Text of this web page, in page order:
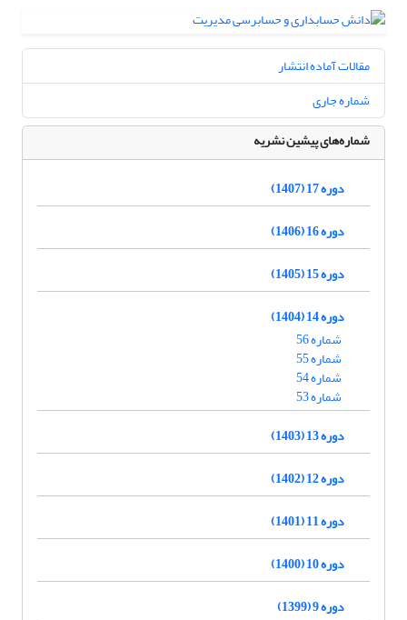
مقالات آماده انتشار
شماره جاری
شماره‌های پیشین نشریه
دوره 17 (1407)
دوره 16 (1406)
دوره 15 (1405)
دوره 14 (1404)
شماره 56
شماره 55
شماره 54
شماره 53
دوره 13 (1403)
دوره 12 (1402)
دوره 11 (1401)
دوره 10 (1400)
دوره 9 (1399)